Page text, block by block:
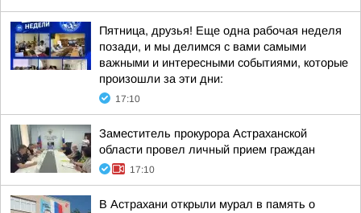
Пятница, друзья! Еще одна рабочая неделя
позади, и мы делимся с вами самыми
важными и интересными событиями, которые
произошли за эти дни:
17:10
Заместитель прокурора Астраханской
области провел личный прием граждан
17:10
В Астрахани открыли мурал в память о